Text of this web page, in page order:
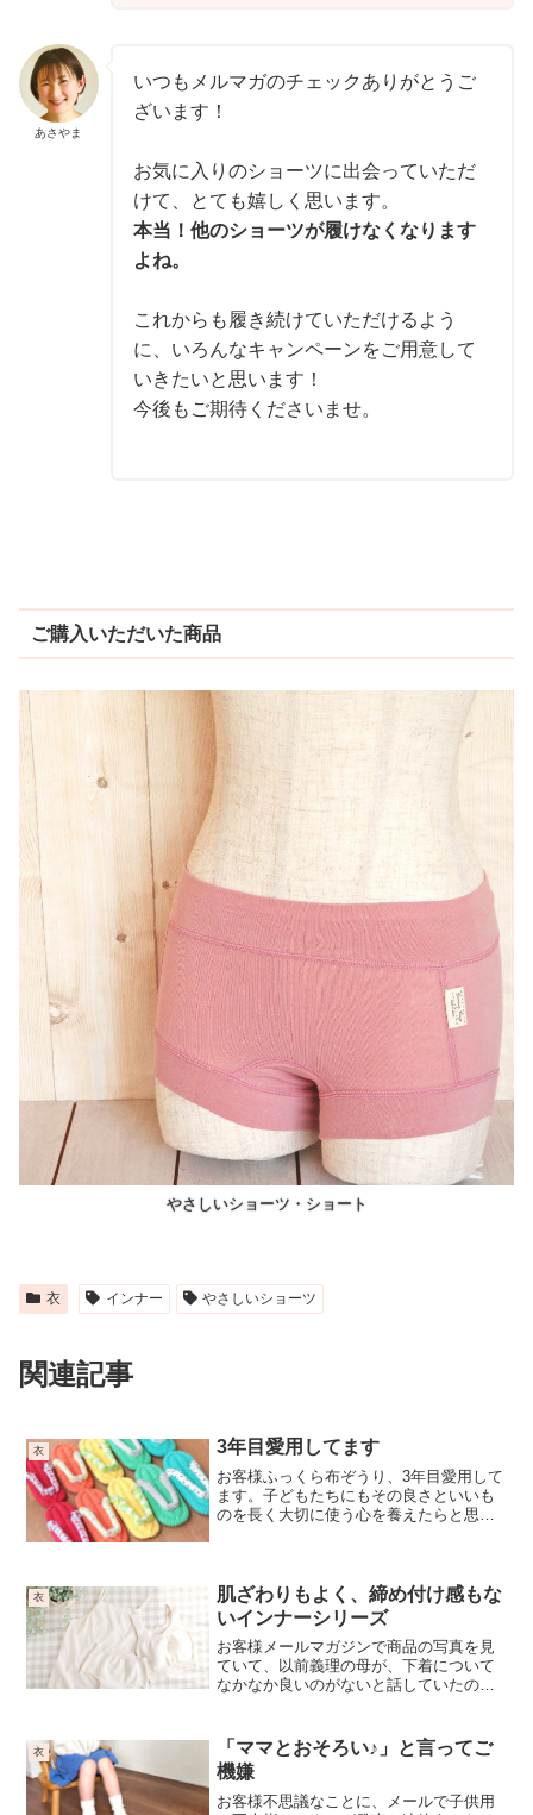
あさやま
いつもメルマガのチェックありがとうご
ざいます！
お気に入りのショーツに出会っていただ
本当！他のショーツが履けなくなります
よね。
これからも履き続けていただけるよう
に、いろんなキャンペーンをご用意して
いきたいと思います！
今後もご期待くださいませ。
ご購入いただいた商品
やさしいショーツ・ショート
衣 インナー やさしいショーツ
関連記事
衣 3年目愛用してます
お客様ふっくら布ぞうり、3年目愛用して
ます。子どもたちにもその良さといいも
のを長く大切に使う心を養えたらと思
りがとうございます。おや...
衣
肌ざわりもよく、締め付け感もな
いインナーシリーズ
お客様メールマガジンで商品の写真を見
ていて、以前義理の母が、下着について
なかなか良いのがないと話していたのを
した。贈るのはまだちょっと先ですが、
今から義母からの感想を聞...
衣
「ママとおそろい♪」と言ってご
機嫌
お客様不思議なことに、メールで子供用